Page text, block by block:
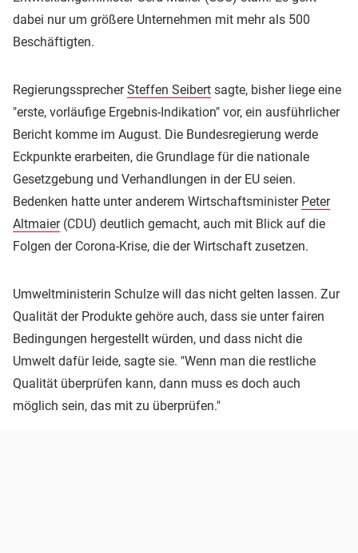
dabei nur um größere Unternehmen mit mehr als 500
Beschäftigten.
RegierungssprecherSteffen Seibert sagte, bisher liege eine
"erste, vorläufige Ergebnis-Indikation" vor, ein ausführlicher
Bericht komme im August. Die Bundesregierung werde
Eckpunkte erarbeiten, die Grundlage für die nationale
Gesetzgebung und Verhandlungen in der EU seien.
Bedenken hatte unter anderem Wirtschaftsminister Peter
Altmaier(CDU) deutlich gemacht, auch mit Blick auf die
Folgen der Corona-Krise, die der Wirtschaft zusetzen.
Umweltministerin Schulze will das nicht gelten lassen. Zur
Qualität der Produkte gehöre auch, dass sie unter fairen
Bedingungen hergestellt würden, und dass nicht die
Umwelt dafür leide, sagte sie. "Wenn man die restliche
Qualität überprüfen kann, dann muss es doch auch
möglich sein, das mit zu überprüfen."